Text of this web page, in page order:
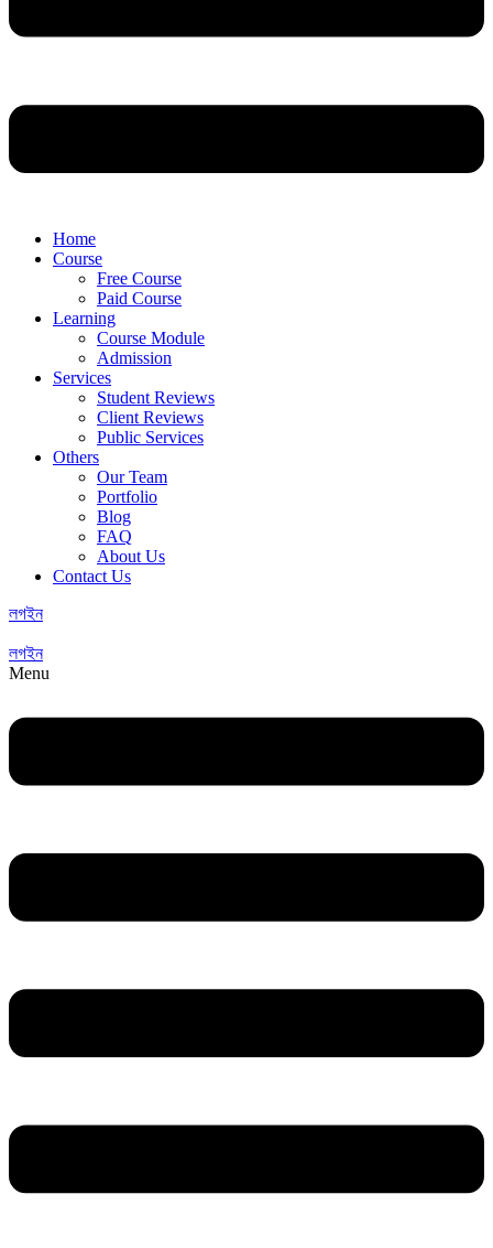
Home
Course
Free Course
Paid Course
Learning
Course Module
Admission
Services
Student Reviews
Client Reviews
Public Services
Others
Our Team
Portfolio
Blog
FAQ
About Us
Contact Us
লগইন
লগইন
Menu